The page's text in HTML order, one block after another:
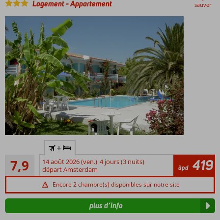
Logement-Appartement sauver
70 m de
la plage
de
Potokaki
Beau
jardin
7,9
Bon
41
commentaires
+
14 août 2026 (ven.) 4 jours (3 nuits)
départ Amsterdam
àpd 419
Encore 2 chambre(s) disponibles sur notre site
plus d’info